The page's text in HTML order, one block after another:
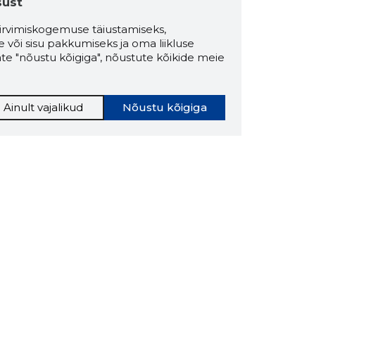
täiustamiseks,
sisu pakkumiseks ja oma liikluse
"nõustu kõigiga", nõustute kõikide meie
Nõustu kõigiga
Ainult vajalikud